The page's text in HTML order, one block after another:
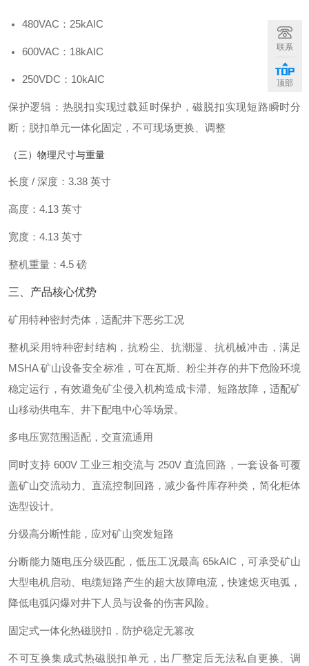
480VAC：25kAIC
600VAC：18kAIC
250VDC：10kAIC
保护逻辑：热脱扣实现过载延时保护，磁脱扣实现短路瞬时分
断；脱扣单元一体化固定，不可现场更换、调整
（三）物理尺寸与重量
长度 / 深度：3.38 英寸
高度：4.13 英寸
宽度：4.13 英寸
整机重量：4.5 磅
三、产品核心优势
矿用特种密封壳体，适配井下恶劣工况
整机采用特种密封结构，抗粉尘、抗潮湿、抗机械冲击，满足
MSHA 矿山设备安全标准，可在瓦斯、粉尘并存的井下危险环境
稳定运行，有效避免矿尘侵入机构造成卡滞、短路故障，适配矿
山移动供电车、井下配电中心等场景。
多电压宽范围适配，交直流通用
同时支持 600V 工业三相交流与 250V 直流回路，一套设备可覆
盖矿山交流动力、直流控制回路，减少备件库存种类，简化柜体
选型设计。
分级高分断性能，应对矿山突发短路
分断能力随电压分级匹配，低压工况最高 65kAIC，可承受矿山
大型电机启动、电缆短路产生的超大故障电流，快速熄灭电弧，
降低电弧闪爆对井下人员与设备的伤害风险。
固定式一体化热磁脱扣，防护稳定无篡改
不可互换集成式热磁脱扣单元，出厂整定后无法私自更换、调
联系
顶部